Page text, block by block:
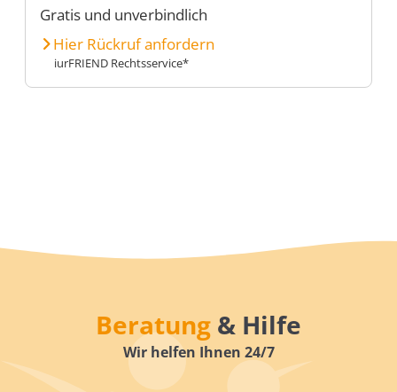
Gratis und unverbindlich
Hier Rückruf anfordern
iurFRIEND Rechtsservice*
Beratung & Hilfe
Wir helfen Ihnen 24/7